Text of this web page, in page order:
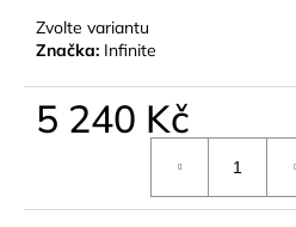
Zvolte variantu
Značka: Infinite
5 240 Kč
D
o
o